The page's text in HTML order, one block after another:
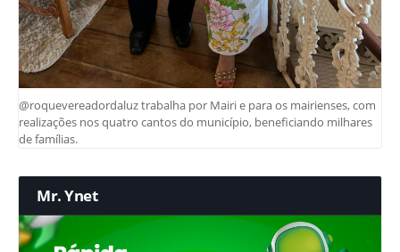
@roquevereadordaluz trabalha por Mairi e para os mairienses, com
realizações nos quatro cantos do município, beneficiando milhares
de famílias.
Mr. Ynet